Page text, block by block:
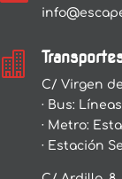

C/ Virgen
· Bus: Líneas
· Metro:
· Estación